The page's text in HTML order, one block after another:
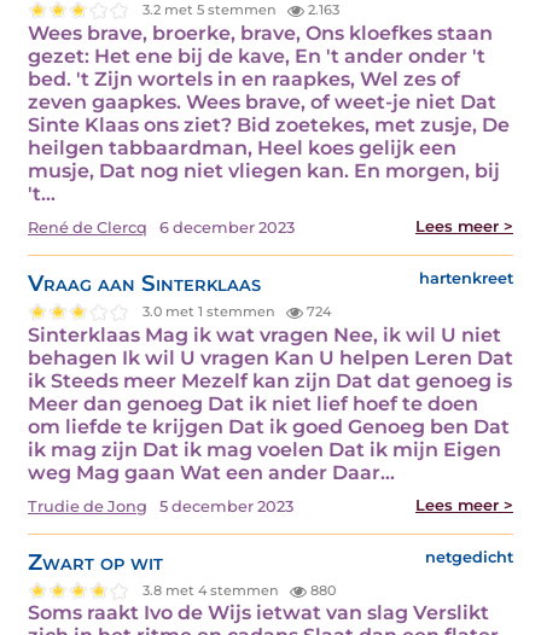
3.2 met 5 stemmen 2.163
Wees brave, broerke, brave, Ons kloefkes staan
gezet: Het ene bij de kave, En 't ander onder 't
bed. 't Zijn wortels in en raapkes, Wel zes of
zeven gaapkes. Wees brave, of weet-je niet Dat
Sinte Klaas ons ziet? Bid zoetekes, met zusje, De
heilgen tabbaardman, Heel koes gelijk een
musje, Dat nog niet vliegen kan. En morgen, bij
't…
René de Clercq 6 december 2023 Lees meer >
Vraag aan Sinterklaas hartenkreet
3.0 met 1 stemmen 724
Sinterklaas Mag ik wat vragen Nee, ik wil U niet
behagen Ik wil U vragen Kan U helpen Leren Dat
ik Steeds meer Mezelf kan zijn Dat dat genoeg is
Meer dan genoeg Dat ik niet lief hoef te doen
om liefde te krijgen Dat ik goed Genoeg ben Dat
ik mag zijn Dat ik mag voelen Dat ik mijn Eigen
weg Mag gaan Wat een ander Daar…
Trudie de Jong 5 december 2023 Lees meer >
Zwart op wit netgedicht
3.8 met 4 stemmen 880
Soms raakt Ivo de Wijs ietwat van slag Verslikt